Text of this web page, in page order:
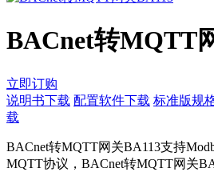
BACnet转MQTT
立即订购
说明书下载 配置软件下载 标准版规
载
BACnet转MQTT网关BA113支持
MQTT协议，BACnet转MQTT网关